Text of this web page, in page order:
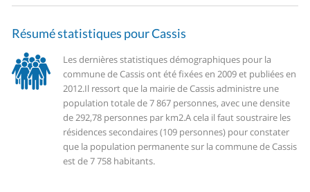
Résumé statistiques pour Cassis
Les dernières statistiques démographiques pour la
commune de Cassis ont été fixées en 2009 et publiées en
2012.Il ressort que la mairie de Cassis administre une
population totale de 7 867 personnes, avec une densite
de 292,78 personnes par km2.A cela il faut soustraire les
résidences secondaires (109 personnes) pour constater
que la population permanente sur la commune de Cassis
est de 7 758 habitants.